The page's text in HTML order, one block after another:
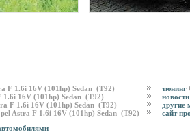
F 1.6i 16V (101hp) Sedan (T92)
1.6i 16V (101hp) Sedan (T92)
F 1.6i 16V (101hp) Sedan (T92)
Astra F 1.6i 16V (101hp) Sedan (T92)
тюнинг
другие
сайт